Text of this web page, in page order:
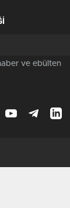
ve ebülten